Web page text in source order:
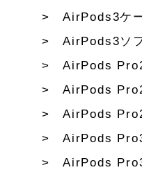
AirPods3ケ
AirPods3ソ
AirPods
AirPods
AirPods
AirPods
AirPods